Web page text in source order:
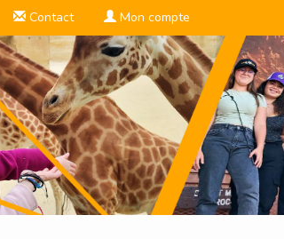
Contact Mon compte